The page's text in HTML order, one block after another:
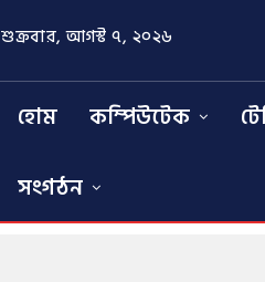
শুক্রবার, আগস্ট ৭, ২০২৬
হোম কম্পিউটেক
সংগঠন